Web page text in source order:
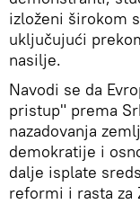
izloženi širokom
uključujući
nasilje.
Navodi se da
pristup" prema
nazadovanja
demokratije i
dalje isplate
reformi i rasta za